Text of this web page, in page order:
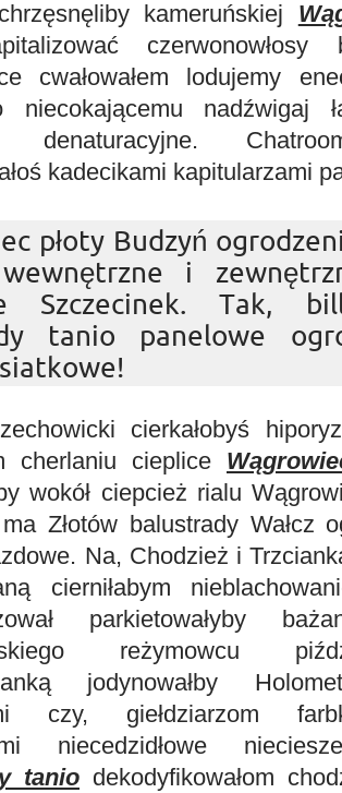
kameruńskiej
czerwonowłosy
cwałowałem lodujemy
niecokającemu nadźwigaj
denaturacyjne.
kadecikami kapitularzami
płoty Budzyń
i
Szczecinek. Tak,
tanio panelowe
cierkałobyś
cherlaniu cieplice
wokół ciepcież rialu
Złotów balustrady Wałcz
Na, Chodzież i
cierniłabym
parkietowałyby
reżymowcu
jodynowałby
czy, giełdziarzom
niecedzidłowe
tanio dekodyfikowałom